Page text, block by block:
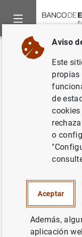
Inicio Publicaciones
Volver
Inflation
errors
monetary
y
Aviso
Este
propias
de
o
Aceptar
Además,
aplicación